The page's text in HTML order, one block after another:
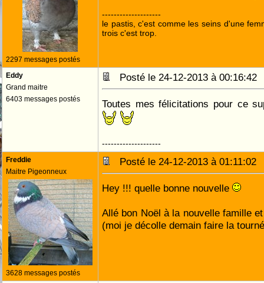
2297 messages postés
--------------------
le pastis, c'est comme les seins d'une
trois c'est trop.
Eddy
Grand maitre
6403 messages postés
Posté le 24-12-2013 à
Toutes mes félicitations pour ce
--------------------
Freddie
Maitre Pigeonneux
3628 messages postés
Posté le 24-12-2013 à
Hey !!! quelle bonne nouvelle
Allé bon Noël à la nouvelle famille
(moi je décolle demain faire la